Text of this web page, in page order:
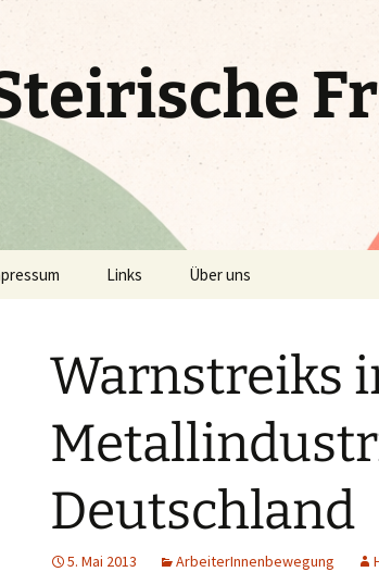
Links Über uns
Warnstreiks
Deutschland
5. Mai 2013 ArbeiterInnenbewegung